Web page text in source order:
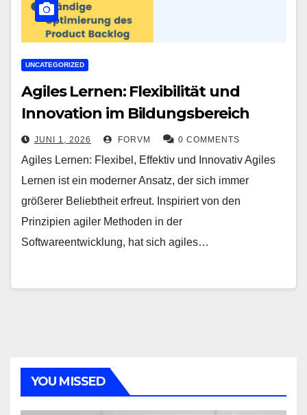
UNCATEGORIZED
Agiles Lernen: Flexibilität und
Innovation im Bildungsbereich
JUNI 1, 2026 FORVM 0 COMMENTS
Agiles Lernen: Flexibel, Effektiv und Innovativ Agiles
Lernen ist ein moderner Ansatz, der sich immer
größerer Beliebtheit erfreut. Inspiriert von den
Prinzipien agiler Methoden in der
Softwareentwicklung, hat sich agiles…
YOU MISSED